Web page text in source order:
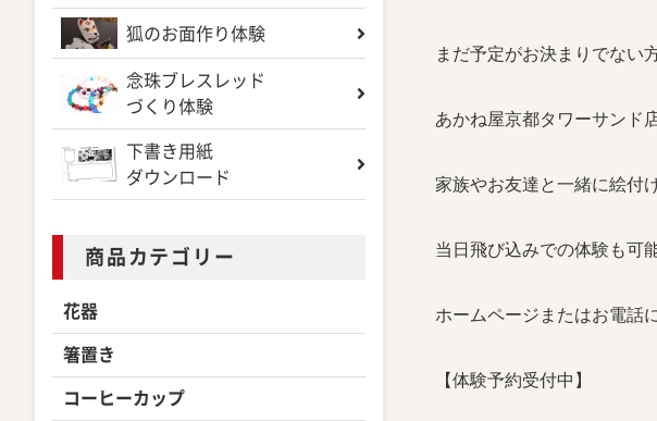
狐のお面作り体験
念珠ブレスレッド
づくり体験
下書き用紙
ダウンロード
商品カテゴリー
花器
箸置き
コーヒーカップ
まだ予定がお決まりでない
あかね屋京都タワーサンド
家族やお友達と一緒に絵付
当日飛び込みでの体験も可
ホームページまたはお電話
【体験予約受付中】